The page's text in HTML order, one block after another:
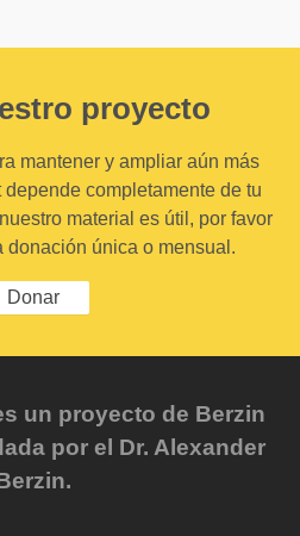
proyecto
mantener y ampliar aún más
completamente de tu
material es útil, por favor
donación única o mensual.
Donar
un proyecto de Berzin
por el Dr. Alexander